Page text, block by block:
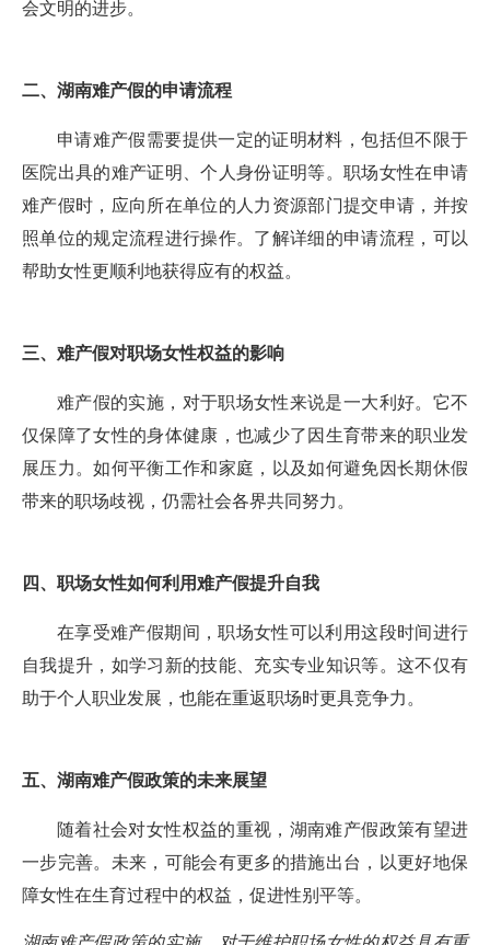
会文明的进步。
二、湖南难产假的申请流程
申请难产假需要提供一定的证明材料，包括但不限于
医院出具的难产证明、个人身份证明等。职场女性在申请
难产假时，应向所在单位的人力资源部门提交申请，并按
照单位的规定流程进行操作。了解详细的申请流程，可以
帮助女性更顺利地获得应有的权益。
三、难产假对职场女性权益的影响
难产假的实施，对于职场女性来说是一大利好。它不
仅保障了女性的身体健康，也减少了因生育带来的职业发
展压力。如何平衡工作和家庭，以及如何避免因长期休假
带来的职场歧视，仍需社会各界共同努力。
四、职场女性如何利用难产假提升自我
在享受难产假期间，职场女性可以利用这段时间进行
自我提升，如学习新的技能、充实专业知识等。这不仅有
助于个人职业发展，也能在重返职场时更具竞争力。
五、湖南难产假政策的未来展望
随着社会对女性权益的重视，湖南难产假政策有望进
一步完善。未来，可能会有更多的措施出台，以更好地保
障女性在生育过程中的权益，促进性别平等。